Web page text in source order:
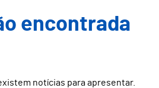
encontrada
notícias para apresentar.